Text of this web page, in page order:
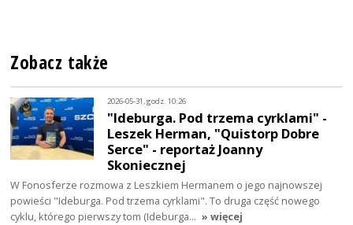
Zobacz także
2026-05-31, godz. 10:26
"Ideburga. Pod trzema cyrklami" -
Leszek Herman, "Quistorp Dobre
Serce" - reportaż Joanny
Skoniecznej
W Fonosferze rozmowa z Leszkiem Hermanem o jego najnowszej
powieści "Ideburga. Pod trzema cyrklami". To druga część nowego
cyklu, którego pierwszy tom (Ideburga… » więcej